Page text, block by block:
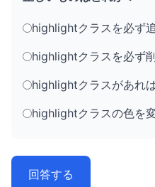
highlightクラスを必ず
highlightクラスを必ず
highlightクラスがあれ
highlightクラスの色を
回答する